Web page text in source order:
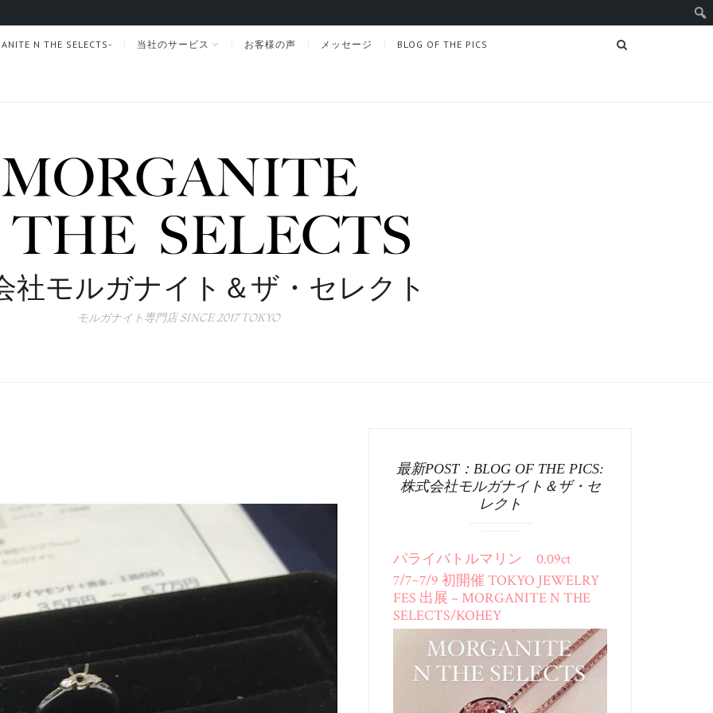
N THE SELECTS- 当社のサービス お客様の声 メッセージ BLOG OF THE PICS
社モルガナイト＆ザ・セレクト
モルガナイト専門店 SINCE 2017 TOKYO
最新POST：BLOG OF THE PICS:
株式会社モルガナイト＆ザ・セ
レクト
パライバトルマリン 0.09ct
7/7~7/9 初開催 TOKYO JEWELRY
FES 出展 – MORGANITE N THE
SELECTS/KOHEY